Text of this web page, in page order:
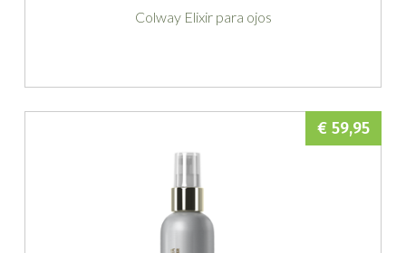
Colway Elixir para ojos
€ 59,95